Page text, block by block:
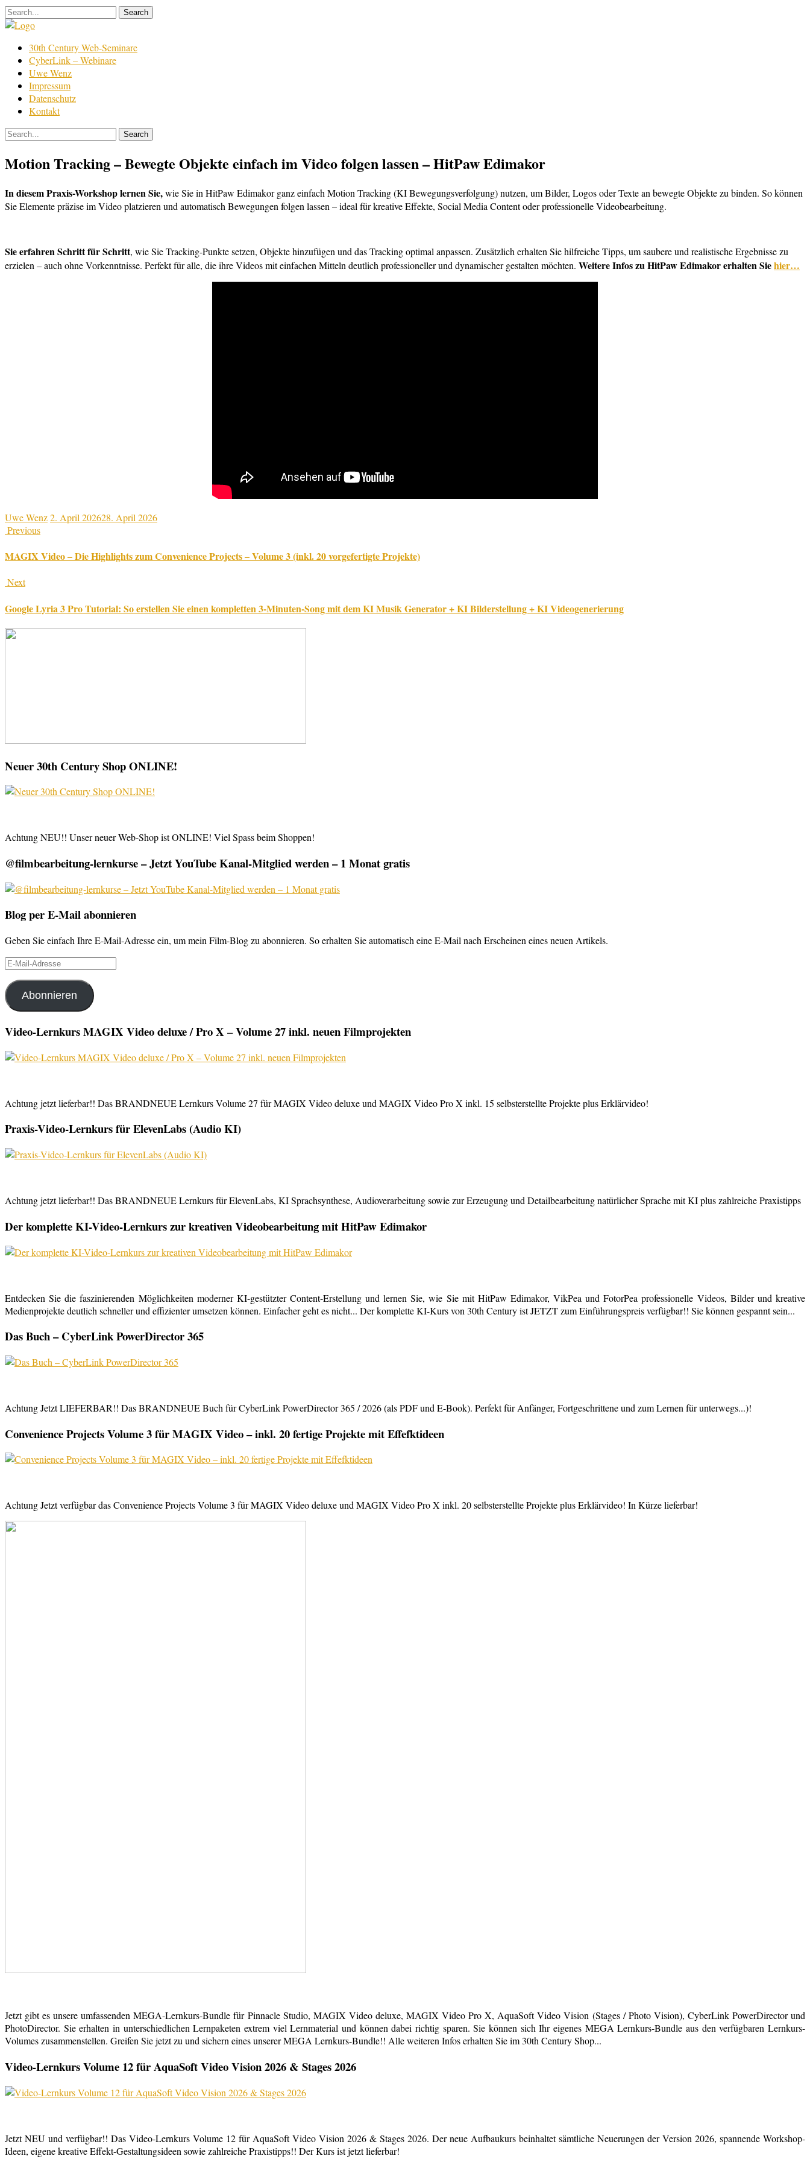
Skip
to
Film
Bearbeitung
30th Century Web-Seminare
CyberLink – Webinare
Uwe Wenz
Impressum
Datenschutz
Kontakt
Motion Tracking – Bewegte Objekte einfach im Video folgen lassen – HitPaw Edimakor
In diesem Praxis-Workshoplernen Sie,wie Sie in HitPaw Edimakor ganz einfach Motion Tracking (KI Bewegungsverfolgung) nutzen, um Bilder, Logos oder Texte an bewegte Objekte zu binden. So können
Sie Elemente präzise im Video platzieren und automatisch Bewegungen folgen lassen – ideal für kreative Effekte, Social Media Content oder professionelle Videobearbeitung.
Sie erfahren Schritt für Schritt, wie Sie Tracking-Punkte setzen, Objekte hinzufügen und das Tracking optimal anpassen. Zusätzlich erhalten Sie hilfreiche Tipps, um saubere und realistische Ergebnisse zu
erzielen – auch ohne Vorkenntnisse. Perfekt für alle, die ihre Videos mit einfachen Mitteln deutlich professioneller und dynamischer gestalten möchten. Weitere Infos zu HitPaw Edimakor erhalten Siehier…
Uwe Wenz2. April 202628. April 2026
Previous
MAGIX Video – Die Highlights zum Convenience Projects – Volume 3 (inkl. 20 vorgefertigte Projekte)
Next
Google Lyria 3 Pro Tutorial: So erstellen Sie einen kompletten 3-Minuten-Song mit dem KI Musik Generator + KI Bilderstellung + KI Videogenerierung
Neuer 30th Century Shop ONLINE!
Achtung NEU!! Unser neuer Web-Shop ist ONLINE! Viel Spass beim Shoppen!
@filmbearbeitung-lernkurse – Jetzt YouTube Kanal-Mitglied werden – 1 Monat gratis
Blog per E-Mail abonnieren
Geben Sie einfach Ihre E-Mail-Adresse ein, um mein Film-Blog zu abonnieren. So erhalten Sie automatisch eine E-Mail nach Erscheinen eines neuen Artikels.
E-
Adresse
Abonnieren
Video-Lernkurs MAGIX Video deluxe / Pro X – Volume 27 inkl. neuen Filmprojekten
Achtung jetzt lieferbar!! Das BRANDNEUE Lernkurs Volume 27 für MAGIX Video deluxe und MAGIX Video Pro X inkl. 15 selbsterstellte Projekte plus Erklärvideo!
Praxis-Video-Lernkurs für ElevenLabs (Audio KI)
Achtung jetzt lieferbar!! Das BRANDNEUE Lernkurs für ElevenLabs, KI Sprachsynthese, Audioverarbeitung sowie zur Erzeugung und Detailbearbeitung natürlicher Sprache mit KI plus zahlreiche Praxistipps
Der komplette KI-Video-Lernkurs zur kreativen Videobearbeitung mit HitPaw Edimakor
Entdecken Sie die faszinierenden Möglichkeiten moderner KI-gestützter Content-Erstellung und lernen Sie, wie Sie mit HitPaw Edimakor, VikPea und FotorPea professionelle Videos, Bilder und kreative
Medienprojekte deutlich schneller und effizienter umsetzen können. Einfacher geht es nicht... Der komplette KI-Kurs von 30th Century ist JETZT zum Einführungspreis verfügbar!! Sie können gespannt sein...
Das Buch – CyberLink PowerDirector 365
Achtung Jetzt LIEFERBAR!! Das BRANDNEUE Buch für CyberLink PowerDirector 365 / 2026 (als PDF und E-Book). Perfekt für Anfänger, Fortgeschrittene und zum Lernen für unterwegs...)!
Convenience Projects Volume 3 für MAGIX Video – inkl. 20 fertige Projekte mit Effefktideen
Achtung Jetzt verfügbar das Convenience Projects Volume 3 für MAGIX Video deluxe und MAGIX Video Pro X inkl. 20 selbsterstellte Projekte plus Erklärvideo! In Kürze lieferbar!
Jetzt gibt es unsere umfassenden MEGA-Lernkurs-Bundle für Pinnacle Studio, MAGIX Video deluxe, MAGIX Video Pro X, AquaSoft Video Vision (Stages / Photo Vision), CyberLink PowerDirector und
PhotoDirector. Sie erhalten in unterschiedlichen Lernpaketen extrem viel Lernmaterial und können dabei richtig sparen. Sie können sich Ihr eigenes MEGA Lernkurs-Bundle aus den verfügbaren Lernkurs-
Volumes zusammenstellen. Greifen Sie jetzt zu und sichern eines unserer MEGA Lernkurs-Bundle!! Alle weiteren Infos erhalten Sie im 30th Century Shop...
Video-Lernkurs Volume 12 für AquaSoft Video Vision 2026 & Stages 2026
Jetzt NEU und verfügbar!! Das Video-Lernkurs Volume 12 für AquaSoft Video Vision 2026 & Stages 2026. Der neue Aufbaukurs beinhaltet sämtliche Neuerungen der Version 2026, spannende Workshop-
Ideen, eigene kreative Effekt-Gestaltungsideen sowie zahlreiche Praxistipps!! Der Kurs ist jetzt lieferbar!